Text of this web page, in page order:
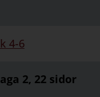
4-6
2, 22 sidor